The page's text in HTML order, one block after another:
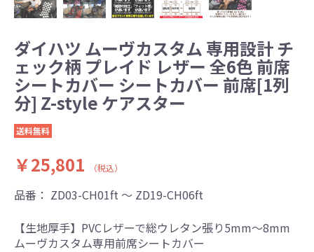
ダイハツ ムーヴカスタム 専用設計 チ
ェック柄 プレイド レザー 全6色 前席
シートカバー シートカバー 前席[1列
分] Z-style ケアスター
送料無料
￥25,801 （税込）
品番： ZD03-CH01ft ～ ZD19-CH06ft
【生地厚手】PVCレザーで総ウレタン張り5mm～8mm
ムーヴカスタム専用前席シートカバー